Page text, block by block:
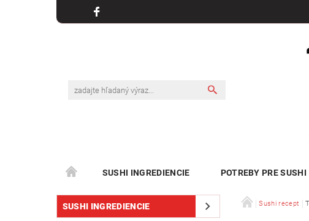
SUSHI INGREDIENCIE POTREBY PRE SUSHI
SUSHI INGREDIENCIE Sushi recept